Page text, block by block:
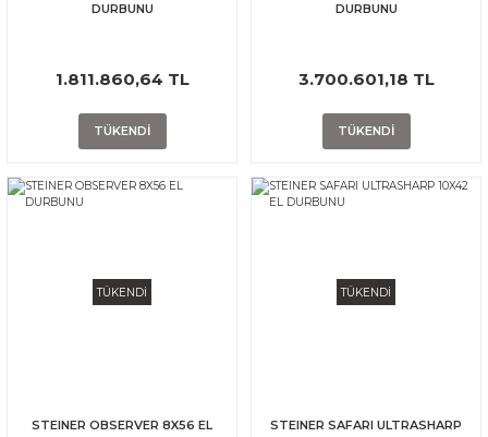
DURBUNU
1.811.860,64 TL
TÜKENDİ
DURBUNU
3.700.601,18 TL
TÜKENDİ
TÜKENDİ
STEINER OBSERVER 8X56 EL
TÜKENDİ
STEINER SAFARI ULTRASHARP